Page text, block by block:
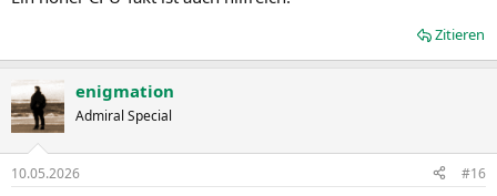
Zitieren
enigmation
Admiral Special
10.05.2026 #16